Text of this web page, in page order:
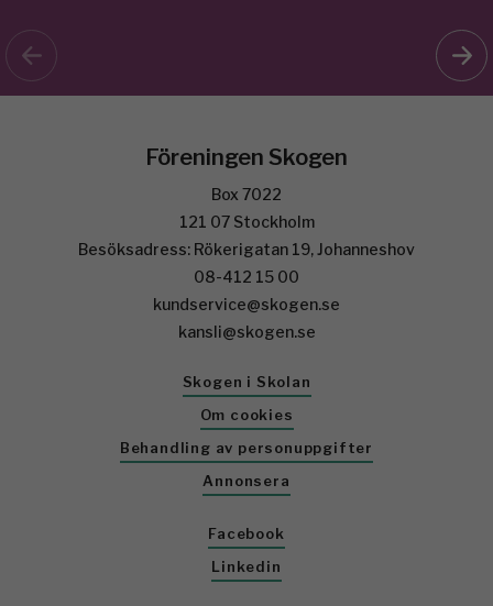
Föreningen Skogen
Box 7022
121 07 Stockholm
Besöksadress: Rökerigatan 19, Johanneshov
08-412 15 00
kundservice@skogen.se
kansli@skogen.se
Skogen i Skolan
Om cookies
Behandling av personuppgifter
Annonsera
Facebook
Linkedin